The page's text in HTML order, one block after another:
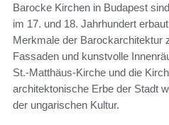
Barocke Kirchen in Budapest
im 17. und 18. Jahrhundert
Merkmale der Barockarchitektur
Fassaden und kunstvolle
St.-Matthäus-Kirche und die
architektonische Erbe der Stadt
der ungarischen Kultur.